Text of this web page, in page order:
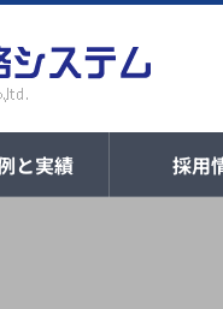
と実績 採用